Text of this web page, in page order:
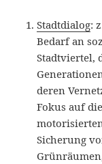
Stadtdialog:
Bedarf an
Stadtviertel,
deren
Fokus auf
Sicherung